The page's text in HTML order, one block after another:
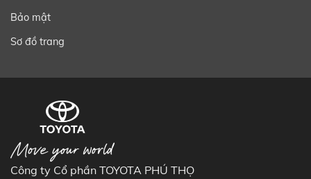
Bảo mật
Sơ đồ trang
Công ty Cổ phần TOYOTA PHÚ THỌ